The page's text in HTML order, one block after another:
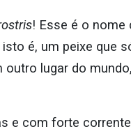
! Esse é o nome
é, um peixe que
lugar do
e com forte